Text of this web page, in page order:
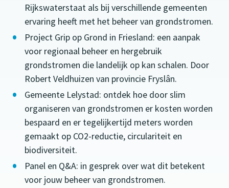
Rijkswaterstaat als bij verschillende gemeenten
ervaring heeft met het beheer van grondstromen.
Project Grip op Grond in Friesland: een aanpak
voor regionaal beheer en hergebruik
grondstromen die landelijk op kan schalen. Door
Robert Veldhuizen van provincie Fryslân.
Gemeente Lelystad: ontdek hoe door slim
organiseren van grondstromen er kosten worden
bespaard en er tegelijkertijd meters worden
gemaakt op CO2-reductie, circulariteit en
biodiversiteit.
Panel en Q&A: in gesprek over wat dit betekent
voor jouw beheer van grondstromen.